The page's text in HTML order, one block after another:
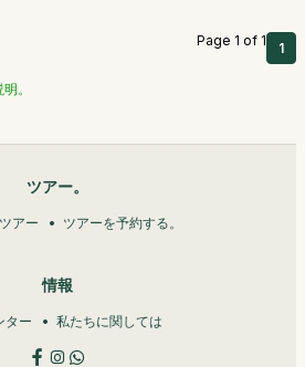
Page 1 of 1 1
。
ツアー。
アー ツアーを予約する。
情報
ター 私たちに関しては